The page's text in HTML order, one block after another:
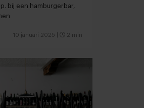
bij een hamburgerbar,
10 januari 2025 2 min